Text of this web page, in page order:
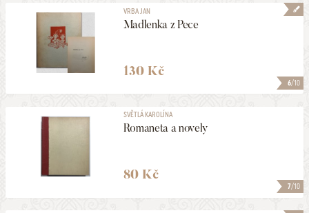
6/10
VRBA JAN
Madlenka z Pece
130 Kč
7/10
SVĚTLÁ KAROLÍNA
Romaneta a novely
80 Kč